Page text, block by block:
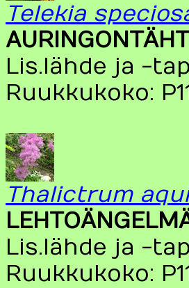
Telekia
Lis.lähde ja -
Ruukkukoko:
Thalictrum
Lis.lähde ja -
Ruukkukoko: